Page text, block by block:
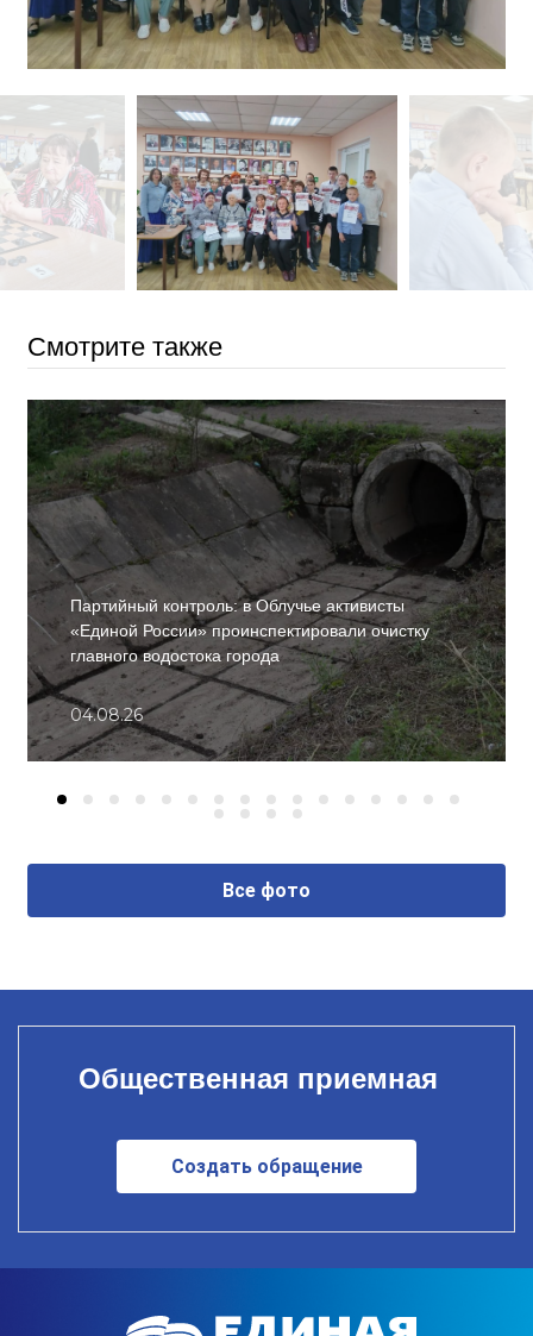
Смотрите также
Партийный контроль: в Облучье активисты
«Единой России» проинспектировали очистку
главного водостока города
04.08.26
Все фото
Общественная приемная
Создать обращение